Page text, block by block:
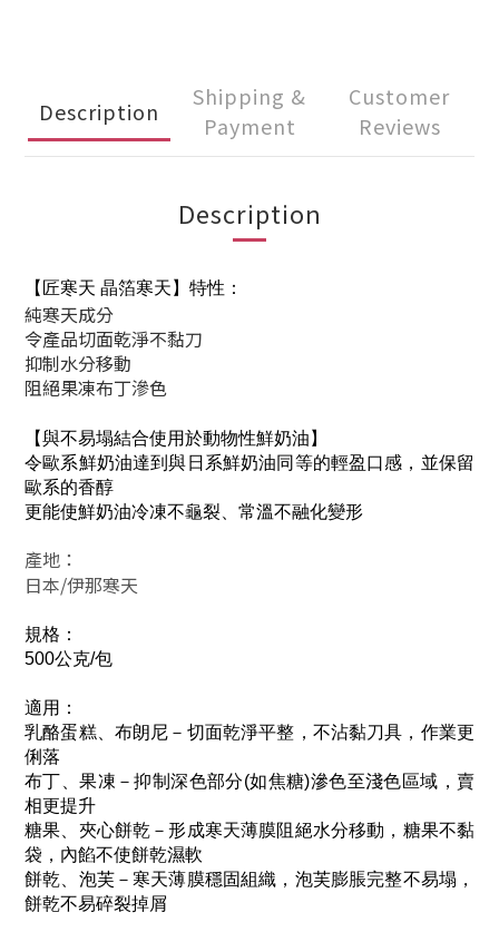
Description
Shipping &
Payment
Customer
Reviews
Description
【匠寒天 晶箔寒天 】特性：
純寒天成分
令產品切面乾淨不黏刀
抑制水分移動
阻絕果凍布丁滲色
【與不易塌結合使用於動物性鮮奶油 】
令歐系鮮奶油達到與日系鮮奶油同等的輕盈口感，並保留
歐系的香醇
更能使鮮奶油冷凍不龜裂、常溫不融化變形
產地：
日本/伊那寒天
規格：
500公克/包
適用：
乳酪蛋糕、布朗尼－切面乾淨平整，不沾黏刀具，作業更
俐落
布丁、果凍－ 抑制深色部分(如焦糖)滲色至淺色區域，賣
相更提升
糖果、夾心餅乾－形成寒天薄膜阻絕水分移動，糖果不黏
袋，內餡不使餅乾濕軟
餅乾、泡芙－ 寒天薄膜穩固組織，泡芙膨脹完整不易塌，
餅乾不易碎裂掉屑